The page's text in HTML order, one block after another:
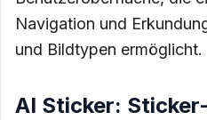
Navigation und
und Bildtypen ermöglicht.
AI Sticker: